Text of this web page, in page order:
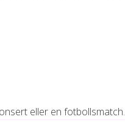
eller en fotbollsmatch.